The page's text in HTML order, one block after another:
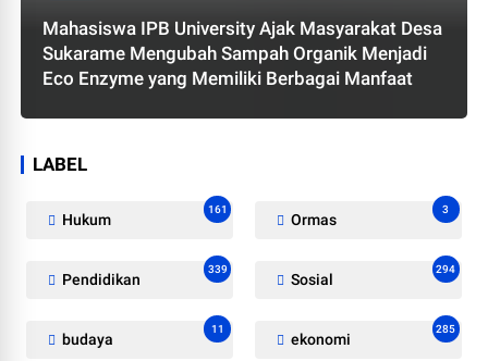
Mahasiswa IPB University Ajak Masyarakat Desa
Sukarame Mengubah Sampah Organik Menjadi
Eco Enzyme yang Memiliki Berbagai Manfaat
LABEL
Hukum
161
Ormas
3
Pendidikan
339
Sosial
294
budaya
11
ekonomi
285